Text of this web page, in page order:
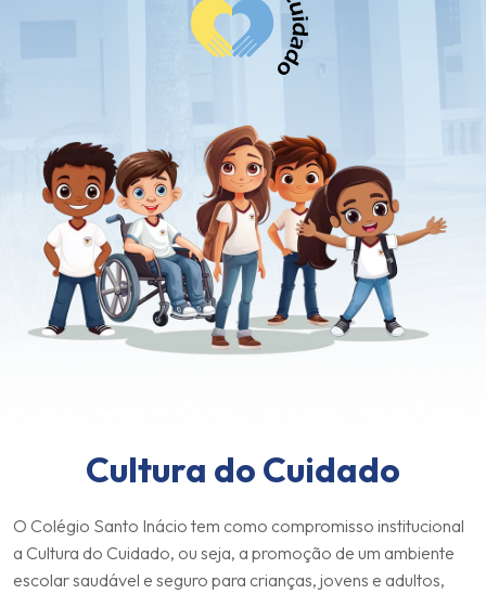
Cultura do Cuidado
O Colégio Santo Inácio tem como compromisso institucional
a Cultura do Cuidado, ou seja, a promoção de um ambiente
escolar saudável e seguro para crianças, jovens e adultos,